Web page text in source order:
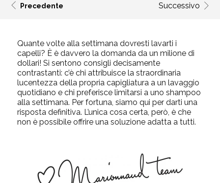
Precedente Successivo
Quante volte alla settimana dovresti lavarti i
capelli? È è davvero la domanda da un milione di
dollari! Si sentono consigli decisamente
contrastanti: c’è chi attribuisce la straordinaria
lucentezza della propria capigliatura a un lavaggio
quotidiano e chi preferisce limitarsi a uno shampoo
alla settimana. Per fortuna, siamo qui per darti una
risposta definitiva. L’unica cosa certa, però, è che
non è possibile offrire una soluzione adatta a tutti.